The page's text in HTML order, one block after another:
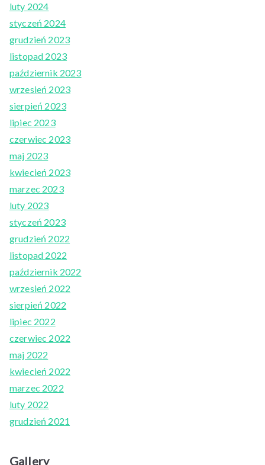
luty 2024
styczeń 2024
grudzień 2023
listopad 2023
październik 2023
wrzesień 2023
sierpień 2023
lipiec 2023
czerwiec 2023
maj 2023
kwiecień 2023
marzec 2023
luty 2023
styczeń 2023
grudzień 2022
listopad 2022
październik 2022
wrzesień 2022
sierpień 2022
lipiec 2022
czerwiec 2022
maj 2022
kwiecień 2022
marzec 2022
luty 2022
grudzień 2021
Gallery